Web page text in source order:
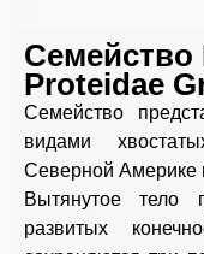
Семейство
Proteidae
Семейство
видами
Северной Америке
Вытянутое тело
развитых